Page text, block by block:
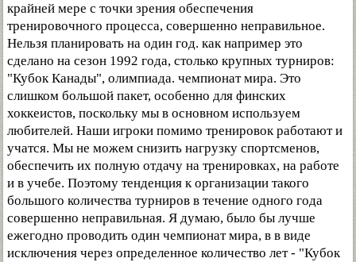
крайней мере с точки зрения обеспечения
тренировочного процесса, совершенно неправильное.
Нельзя планировать на один год. как например это
сделано на сезон 1992 года, столько крупных турниров:
"Кубок Канады", олимпиада. чемпионат мира. Это
слишком большой пакет, особенно для финских
хоккеистов, поскольку мы в основном используем
любителей. Наши игроки помимо тренировок работают и
учатся. Мы не можем снизить нагрузку спортсменов,
обеспечить их полную отдачу на тренировках, на работе
и в учебе. Поэтому тенденция к организации такого
большого количества турниров в течение одного года
совершенно неправильная. Я думаю, было бы лучше
ежегодно проводить один чемпионат мира, в в виде
исключения через определенное количество лет - "Кубок